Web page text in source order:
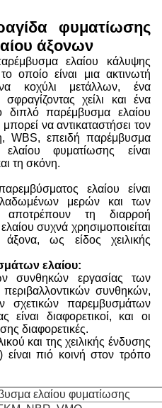
φυματίωσης
άξονων
ελαίου κάλυψης
οποίο είναι μια ακτινωτή
κοχύλι μετάλλων, ένα
χείλι και ένα
διπλό παρέμβυσμα ελαίου
να αντικαταστήσει τον
WBS, επειδή παρέμβυσμα
φυματίωσης είναι
τη σκόνη.
ελαίου είναι
μερών και των
τη διαρροή
συχνά χρησιμοποιείται
ως είδος χειλικής
ελαίου:
συνθηκών εργασίας των
συνθηκών,
σχετικών παρεμβυσμάτων
είναι διαφορετικοί, και οι
διαφορετικές.
και της χειλικής ένδυσης
πιό κοινή στον τρόπο
ελαίου φυματίωσης